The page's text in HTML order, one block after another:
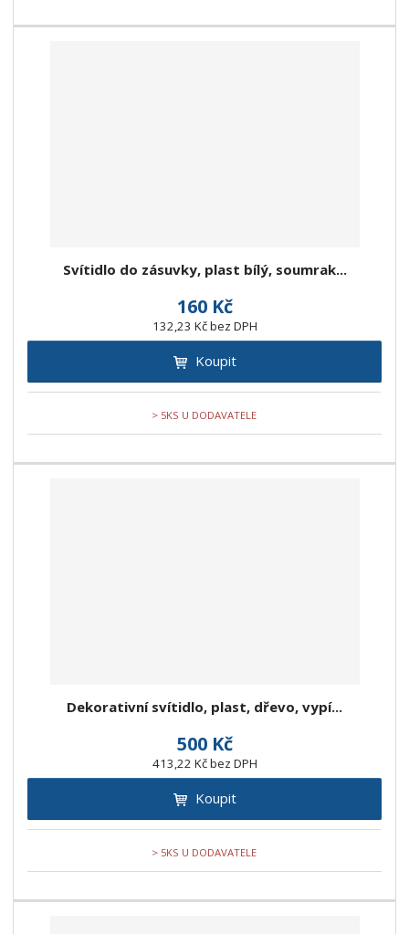
Svítidlo do zásuvky, plast bílý, soumrak...
160 Kč
132,23 Kč bez DPH
Koupit
> 5KS U DODAVATELE
Dekorativní svítidlo, plast, dřevo, vypí...
500 Kč
413,22 Kč bez DPH
Koupit
> 5KS U DODAVATELE